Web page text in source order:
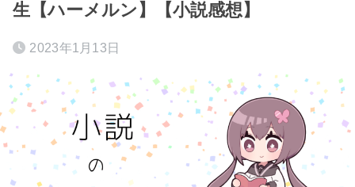
生【ハーメルン】【小説感想】
2023年1月13日